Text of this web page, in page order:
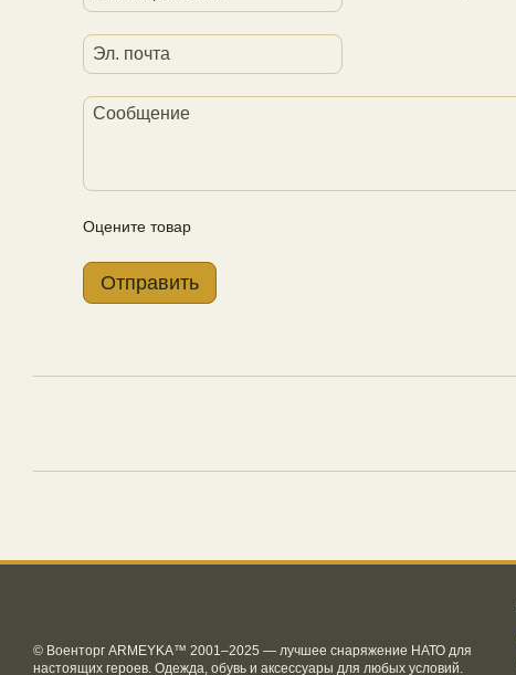
Оцените товар
Отправить
© Военторг ARMEYKA™ 2001–2025 — лучшее снаряжение НАТО для
настоящих героев. Одежда, обувь и аксессуары для любых условий.